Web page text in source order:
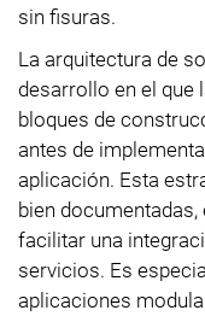
sin fisuras.
La arquitectura de
desarrollo en el que
bloques de
antes de
aplicación. Esta
bien
facilitar una
servicios. Es
aplicaciones